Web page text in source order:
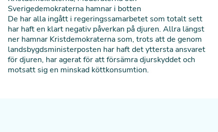
Sverigedemokraterna hamnar i botten
De har alla ingått i regeringssamarbetet som totalt sett
har haft en klart negativ påverkan på djuren. Allra längst
ner hamnar Kristdemokraterna som, trots att de genom
landsbygdsministerposten har haft det yttersta ansvaret
för djuren, har agerat för att försämra djurskyddet och
motsatt sig en minskad köttkonsumtion.